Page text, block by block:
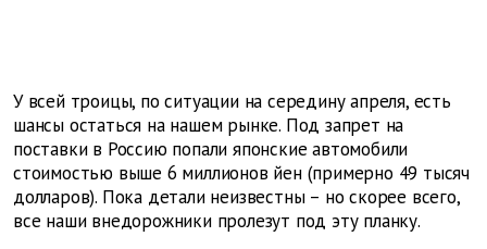
У всей троицы, по ситуации на середину апреля, есть
шансы остаться на нашем рынке. Под запрет на
поставки в Россию попали японские автомобили
стоимостью выше 6 миллионов йен (примерно 49 тысяч
долларов). Пока детали неизвестны – но скорее всего,
все наши внедорожники пролезут под эту планку.